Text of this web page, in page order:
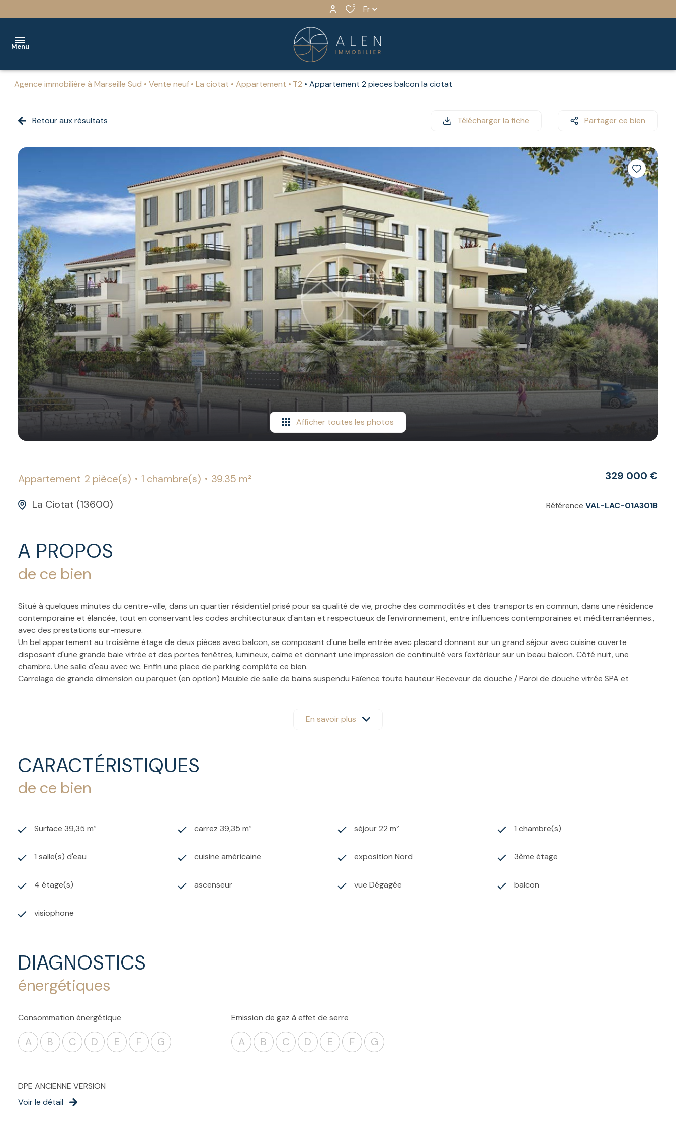
0 Fr
Menu
VENTES
Immobilier
Programmes
Neufs
BIENS
Immobilier
NOS
SERVICES
ESTIMATION
Agence immobilière à Marseille Sud Vente neuf La ciotat Appartement T2 Appartement 2 pieces balcon la ciotat
Retour aux résultats Télécharger la fiche Partager ce bien
Afficher toutes les photos
Appartement 2 pièce(s) 1 chambre(s)
39.35 m²
La Ciotat (13600)
329 000 €
Référence VAL-LAC-01A301B
A PROPOS
de ce bien
Situé à quelques minutes du centre-ville, dans un quartier résidentiel prisé pour sa qualité de vie, proche des commodités et des transports en commun, dans une résidence
contemporaine et élancée, tout en conservant les codes architecturaux d'antan et respectueux de l'environnement, entre influences contemporaines et méditerranéennes.,
avec des prestations sur-mesure.
Un bel appartement au troisième étage de deux pièces avec balcon, se composant d'une belle entrée avec placard donnant sur un grand séjour avec cuisine ouverte
disposant d'une grande baie vitrée et des portes fenêtres, lumineux, calme et donnant une impression de continuité vers l'extérieur sur un beau balcon. Côté nuit, une
chambre. Une salle d'eau avec wc. Enfin une place de parking complète ce bien.
Carrelage de grande dimension ou parquet (en option) Meuble de salle de bains suspendu Faïence toute hauteur Receveur de douche / Paroi de douche vitrée SPA et
Pour plus d'informations : 06 10 25 40 73 - alen.immobilier@gmail.com - www.alen-immobilier.fr
En savoir plus
CARACTÉRISTIQUES
de ce bien
Surface 39,35 m² carrez 39,35 m² séjour 22 m² 1 chambre(s)
1 salle(s) d'eau cuisine américaine exposition Nord 3ème étage
4 étage(s) ascenseur vue Dégagée balcon
visiophone
DIAGNOSTICS
énergétiques
Consommation énergétique
A B C D E F G
Emission de gaz à effet de serre
A B C D E F G
DPE ANCIENNE VERSION
Voir le détail